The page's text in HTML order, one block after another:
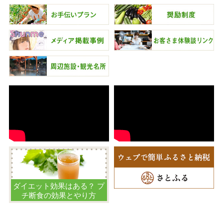
ダイエット効果はある？ プ
チ断食の効果とやり方